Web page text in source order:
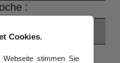
:
Cookies.
stimmen Sie